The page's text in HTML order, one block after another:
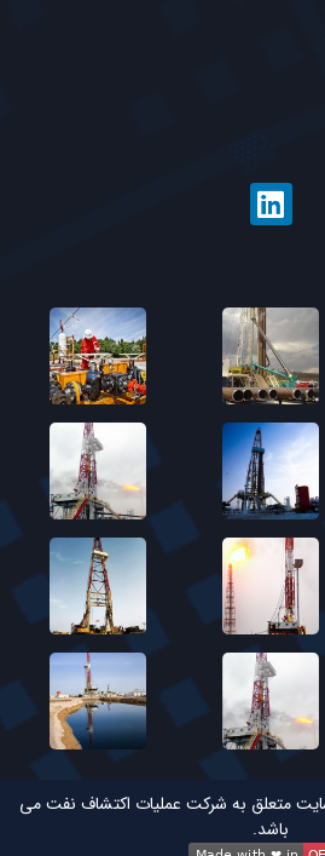
متعلق به شرکت عملیات اکتشاف نفت می
باشد.